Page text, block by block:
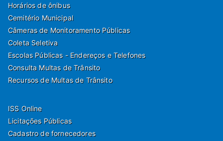
Horários de ônibus
Cemitério Municipal
Câmeras de Monitoramento Públicas
Coleta Seletiva
Escolas Públicas - Endereços e Telefones
Consulta Multas de Trânsito
Recursos de Multas de Trânsito
ISS Online
Licitações Públicas
Cadastro de fornecedores